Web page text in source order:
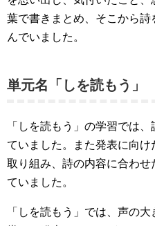
葉で書きまとめ、そこから
んでいました。
単元名「しを読もう」
「しを読もう」の学習では
ていました。また発表に向
取り組み、詩の内容に合わ
ていました。
「しを読もう」では、声の